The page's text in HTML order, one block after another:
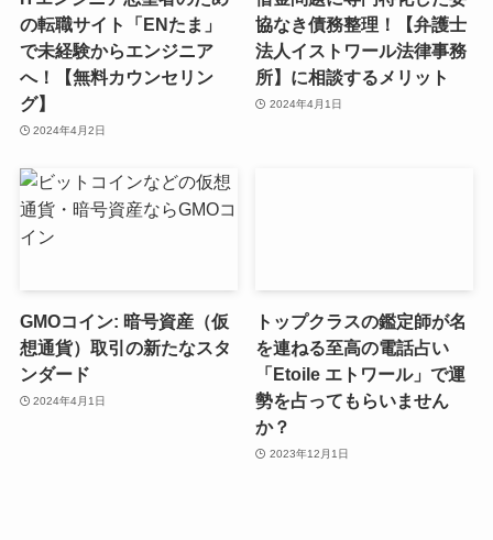
の転職サイト「ENたま」
で未経験からエンジニア
へ！【無料カウンセリン
グ】
2024年4月2日
協なき債務整理！【弁護士
法人イストワール法律事務
所】に相談するメリット
2024年4月1日
GMOコイン: 暗号資産（仮
想通貨）取引の新たなスタ
ンダード
2024年4月1日
トップクラスの鑑定師が名
を連ねる至高の電話占い
「Etoile エトワール」で運
勢を占ってもらいません
か？
2023年12月1日